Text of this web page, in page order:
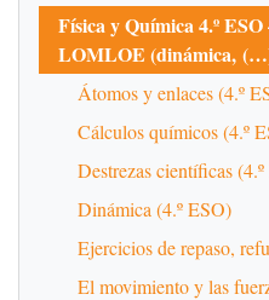
Física y Química 4.º
LOMLOE (dinámica,
Átomos y enlaces (4.º
Cálculos químicos (4.º
Destrezas científicas
Dinámica (4.º ESO)
Ejercicios de repaso,
El movimiento y las